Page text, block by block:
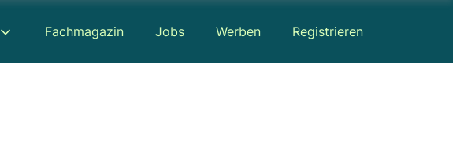
Fachmagazin Jobs Werben Registrieren